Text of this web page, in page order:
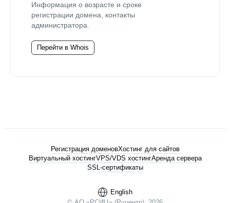
Информация о возрасте и сроке
регистрации домена, контакты
администратора.
Перейти в Whois
English
Регистрация доменовХостинг для сайтов
Виртуальный хостингVPS/VDS хостингАренда сервера
SSL-сертификаты